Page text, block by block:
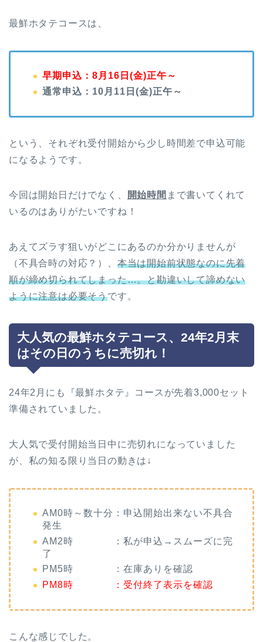
最鮮ホタテコースは、
早期申込：8月16日(金)正午～
通常申込：10月11日(金)正午～
という、それぞれ受付開始から少し時間差で申込可能
になるようです。
今回は開始日だけでなく、 開始時間 まで書いてくれて
いるのはありがたいですね！
あえてズラす狙いがどこにあるのか分かりませんが
（不具合時の対応？）、 本当は開始前状態なのに先着
順が締め切られてしまった…。と勘違いして諦めない
ように注意は必要そうです。
大人気の最鮮ホタテコース、24年2月末
はその日のうちに売切れ！
24年2月にも『最鮮ホタテ』コースが先着3,000セット
準備されていました。
大人気で受付開始当日中に売切れになっていました
が、私の知る限り当日の動きは↓
AM0時～数十分：申込開始出来ない不具合
発生
AM2時 ：私が申込→スムーズに完
了
PM5時 ：在庫ありを確認
PM8時 ：受付終了表示を確認
こんな感じでした。